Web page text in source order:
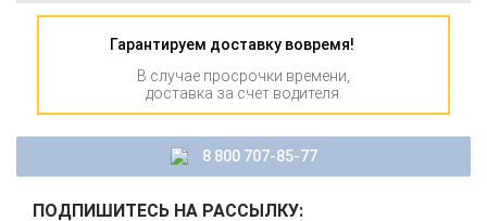
Гарантируем доставку вовремя!
В случае просрочки времени,
доставка за счет водителя.
8 800 707-85-77
ПОДПИШИТЕСЬ НА РАССЫЛКУ: